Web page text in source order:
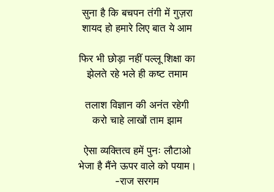
सुना है कि बचपन तंगी में गुज़रा
शायद हो हमारे लिए बात ये आम
फिर भी छोड़ा नहीं पल्लू शिक्षा का
झेलते रहे भले ही कष्ट तमाम
तलाश विज्ञान की अनंत रहेगी
करो चाहे लाखों ताम झाम
ऐसा व्यक्तित्व हमें पुनः लौटाओ
भेजा है मैंने ऊपर वाले को पयाम।
-राज सरगम